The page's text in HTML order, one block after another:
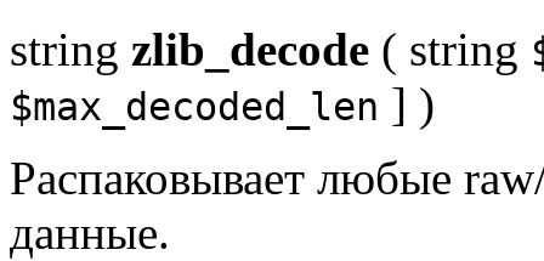
string zlib_decode ( string
$max_decoded_len ] )
Распаковывает любые
данные.